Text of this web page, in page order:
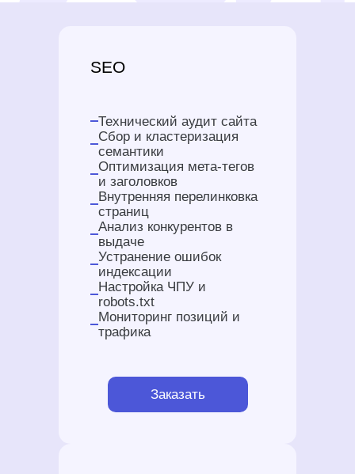
SEO
Технический аудит сайта
Сбор и кластеризация
семантики
Оптимизация мета-тегов
и заголовков
Внутренняя перелинковка
страниц
Анализ конкурентов в
выдаче
Устранение ошибок
индексации
Настройка ЧПУ и
robots.txt
Мониторинг позиций и
трафика
Заказать